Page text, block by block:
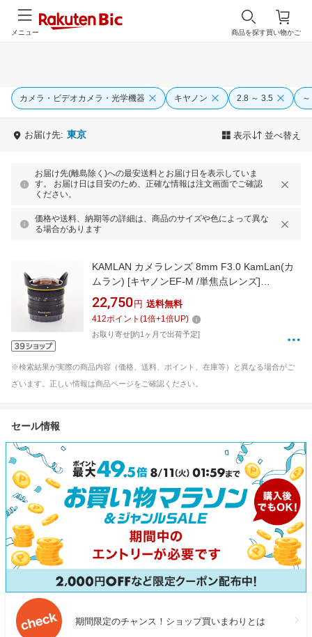
買い物かご
商品を探す
メニュー
カメラ・ビデオカメラ・光学機器 キヤノン 2.8 ～ 3.5
お届け先: 東京 表示 並べ替え
お届け先(離島除く)への最安送料とお届け日を表示していま
す。 お届け日は目安のため、正確な情報は注文画面でご確認
ください。
価格や送料、納期等の詳細は、商品のサイズや色によって異な
る場合があります
KAMLAN カメラレンズ 8mm F3.0 KamLan(カ
ムラン) [キヤノンEF-M /単焦点レンズ]
[8MMF3.0CANONM]
22,750 円 送料無料
412ポイント (1倍+1倍UP)
お取り寄せ[約1ヶ月で出荷予定]
※検索結果が実際の商品内容（価格、送料、ポイント、在庫等）と異なる場合がご
ざいます。正しい情報は商品ページをご確認ください。
セール情報
期間限定のチャンス！ショップ買いまわりとは